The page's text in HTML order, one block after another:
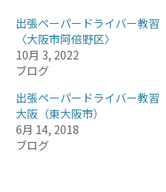
出張ペーパードライバー教習
〈大阪市阿倍野区〉
10月 3, 2022
ブログ
出張ペーパードライバー教習
大阪（東大阪市）
6月 14, 2018
ブログ